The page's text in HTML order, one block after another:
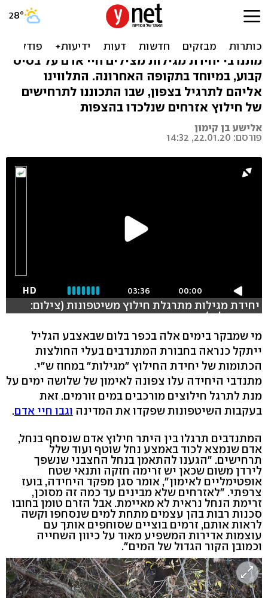
הצצה: חילוץ משיטפון בנחל -
מתנדבי יחידת מגילות מצילים חיי אדם על בסיס
קבוע, במיוחד בתקופה האחרונה. התלווינו
אליהם לתרגיל בצפון, שבו התכוננו לתרחישים
של חילוץ אזרחים שנלכדו בהצפות
אלישע בן קימון
פורסם: 22.01.20, 14:32
00:00
03:36
HD
יחידת מגילות מתרגלת חילוץ משיטפונות (צילום:
שמיר אלבז)
מי שמבקר בימים אלה בכפר בלום שבאצבע הגליל
ייתקל כנראה בחבורת המתנדבים בעלי החולצות
הכתומות של יחידת החילוץ "מגילות" במחוז ש"י.
מתנדבי היחידה עלו צפונה לאימון של שלושה ימים על
מנת לתרגל חילוצים מורכבים במים זורמים. זאת
בעקבות השיטפונות שפקדו את המדינה וגבו חיי אדם.
המתנדבים תרגלו בין היתר חילוץ אדם שנסחף בנחל,
אדם שנמצא לכוד באמצע נחל שוטף ועוד שלל
תרחישים. "הגענו להתאמן בנחל החצבני שנשפך
לירדן משום שכאן יש זרימה חזקה ותנאי שטח
אופטימליים לאימון", אומר סגן מפקד היחידה, בועז
צרפתי. "לאזרחים שלא מבינים עד כמה זה מסוכן,
זרימת הנחל נראית לא מאיימת. אבל הזרם טומן בחובו
סכנות רבות בהן עצמים מתחת למים שנסחפו וקשה
לראות אותם, זרמים בוציים שסוחפים אותך עם
עוצמות אדירות המשפיע מאוד על כיוון השחייה
וכמובן הקור הגדול של המים".